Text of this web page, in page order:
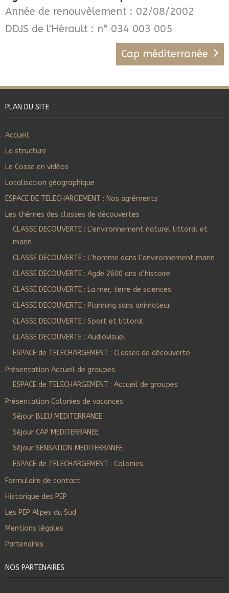
Année de renouvèlement : 02/08/2002
DDJS de l'Hérault : n° 034 003 005
Cap méditerranée
PLAN DU SITE
Accueil
La structure
Le Cosse en vidéos
Localisation géographique
ESPACE DE TELECHARGEMENT : Nos agréments
Les thèmes des classes de découvertes
CLASSE DECOUVERTE : L’environnement naturel littoral et
marin
CLASSE DECOUVERTE : L’homme dans l’environnement marin
CLASSE DECOUVERTE : Agde 2600 ans d’histoire
CLASSE DECOUVERTE : La mer, terre de sciences
CLASSE DECOUVERTE : Planning sans animateur
CLASSE DECOUVERTE : Sport et littoral
CLASSE DECOUVERTE : Audiovisuel
ESPACE de TELECHARGEMENT : Classes de découverte
Présentation Accueil de groupes
ESPACE de TELECHARGEMENT : Accueil de groupes
Présentation Colonies de vacances
Séjour BLEU MEDITERRANEE
Séjour CAP MEDITERRANEE
Séjour SENSATION MEDITERRANEE
ESPACE de TELECHARGEMENT : Colonies
Formulaire de contact
Historique des PEP
Les PEP Alpes du Sud
Mentions légales
Partenaires
NOS PARTENAIRES